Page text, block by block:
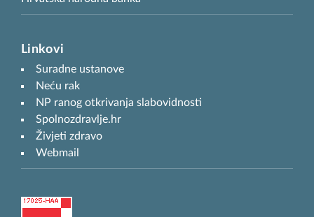
Linkovi
Suradne ustanove
Neću rak
NP ranog otkrivanja slabovidnosti
Spolnozdravlje.hr
Živjeti zdravo
Webmail